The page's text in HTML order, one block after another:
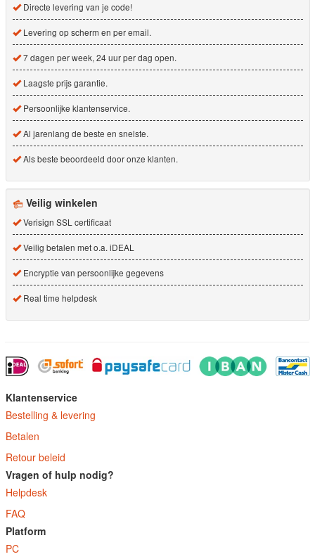
Directe levering van je code!
Levering op scherm en per email.
7 dagen per week, 24 uur per dag open.
Laagste prijs garantie.
Persoonlijke klantenservice.
Al jarenlang de beste en snelste.
Als beste beoordeeld door onze klanten.
Veilig winkelen
Verisign SSL certificaat
Veilig betalen met o.a. iDEAL
Encryptie van persoonlijke gegevens
Real time helpdesk
Klantenservice
Bestelling & levering
Betalen
Retour beleid
Vragen of hulp nodig?
Helpdesk
FAQ
Platform
PC